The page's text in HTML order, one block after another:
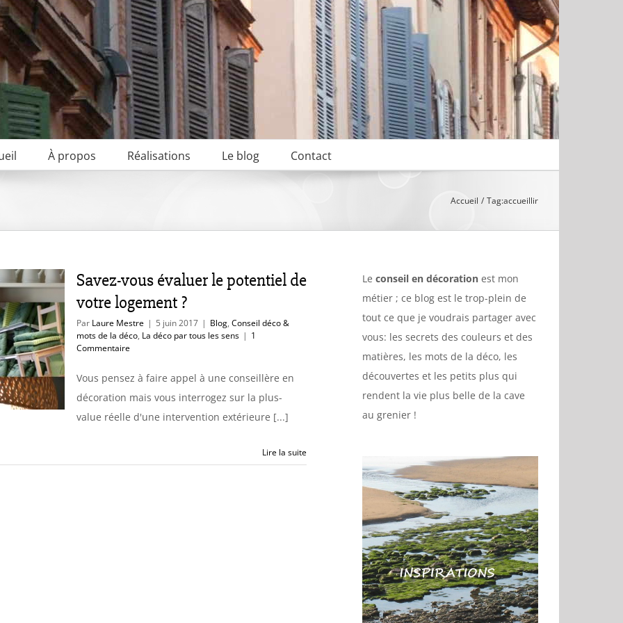
À propos Réalisations Le blog Contact
Accueil Tag:accueillir
Savez-vous évaluer le potentiel de
votre logement ?
Par Laure Mestre | 5 juin 2017 | Blog, Conseil déco &
mots de la déco, La déco par tous les sens | 1
Commentaire
Vous pensez à faire appel à une conseillère en
décoration mais vous interrogez sur la plus-
value réelle d'une intervention extérieure [...]
Lire la suite
Le conseil en décoration est mon
métier ; ce blog est le trop-plein de
tout ce que je voudrais partager avec
vous: les secrets des couleurs et des
matières, les mots de la déco, les
découvertes et les petits plus qui
rendent la vie plus belle de la cave
au grenier !